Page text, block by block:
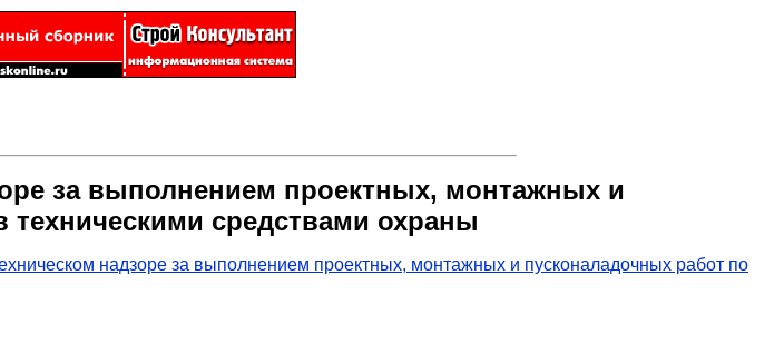
за выполнением проектных, монтажных и
средствами охраны
надзоре за выполнением проектных, монтажных и пусконаладочных работ по